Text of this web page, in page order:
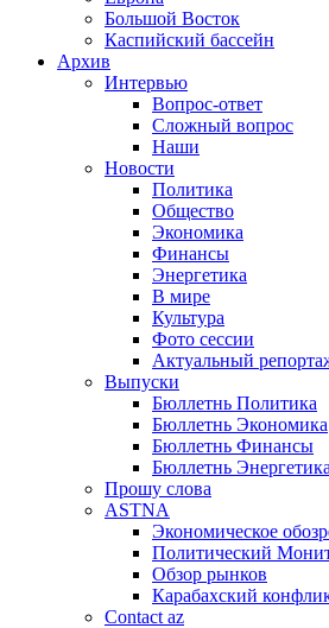
Большой Восток
Каспийский бассейн
Архив
Интервью
Вопрос-ответ
Сложный вопрос
Наши
Новости
Политика
Общество
Экономика
Финансы
Энергетика
В мире
Культура
Фото сессии
Актуальный
Выпуски
Бюллетнь Политика
Бюллетнь Экономика
Бюллетнь Финансы
Бюллетнь Энергетика
Прошу слова
ASTNA
Экономическое
Политический
Обзор рынков
Карабахский
Contact az